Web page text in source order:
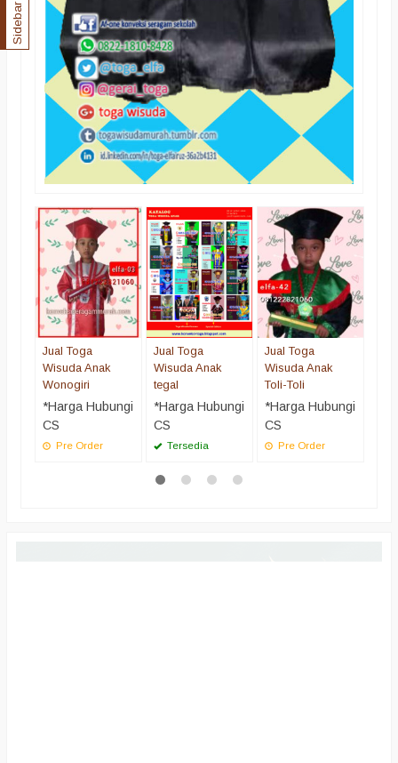
Jual Toga
Wisuda Anak
Wonogiri
*Harga Hubungi
CS
Pre Order
Jual Toga
Wisuda Anak
tegal
*Harga Hubungi
CS
Tersedia
Jual Toga
Wisuda Anak
Toli-Toli
*Harga Hubungi
CS
Pre Order
Sidebar